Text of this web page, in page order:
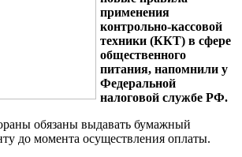
применения
контрольно-кассовой
техники (ККТ) в сфере
общественного
питания, напомнили у
Федеральной
налоговой службе РФ.
обязаны выдавать бумажный
до момента осуществления оплаты.